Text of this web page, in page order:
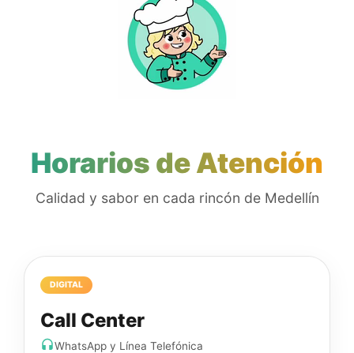
Horarios de Atención
Calidad y sabor en cada rincón de Medellín
DIGITAL
Call Center
WhatsApp y Línea Telefónica